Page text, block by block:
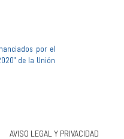
por el
de la Unión
AVISO LEGAL Y PRIVACIDAD